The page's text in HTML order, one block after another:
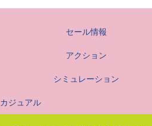
セール情報
アクション
シミュレーション
カジュアル